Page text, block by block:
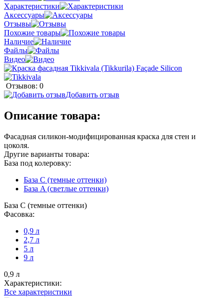
Характеристики
Аксессуары
Отзывы
Похожие товары
Наличие
Файлы
Видео
Отзывов: 0
Добавить отзыв
Описание товара:
Фасадная силикон-модифицированная краска для стен и
цоколя.
Другие варианты товара:
База под колеровку:
База С (темные оттенки)
База A (светлые оттенки)
База С (темные оттенки)
Фасовка:
0,9 л
2,7 л
5 л
9 л
0,9 л
Характеристики:
Все характеристики